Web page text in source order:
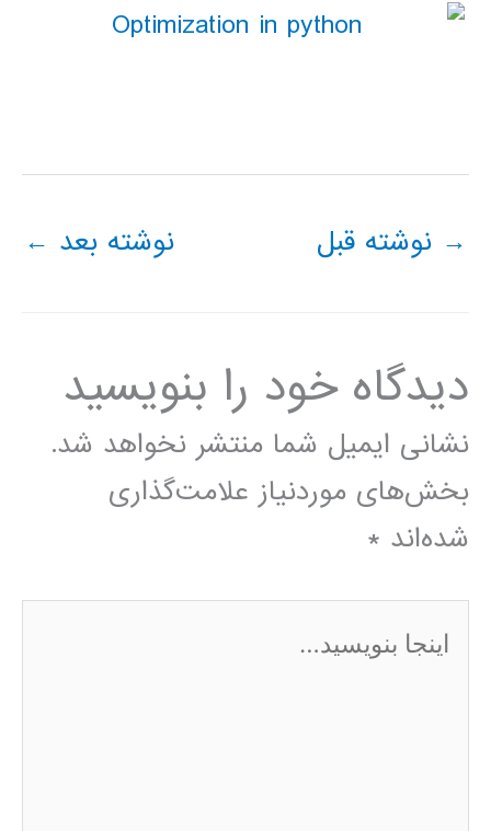
→ نوشته قبل نوشته بعد ←
دیدگاه‌ خود را بنویسید
نشانی ایمیل شما منتشر نخواهد شد.
بخش‌های موردنیاز علامت‌گذاری
شده‌اند *
اینجا
بنویسید…